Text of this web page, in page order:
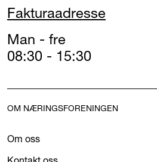
Fakturaadresse
Man - fre
08:30 - 15:30
OM NÆRINGSFORENINGEN
Om oss